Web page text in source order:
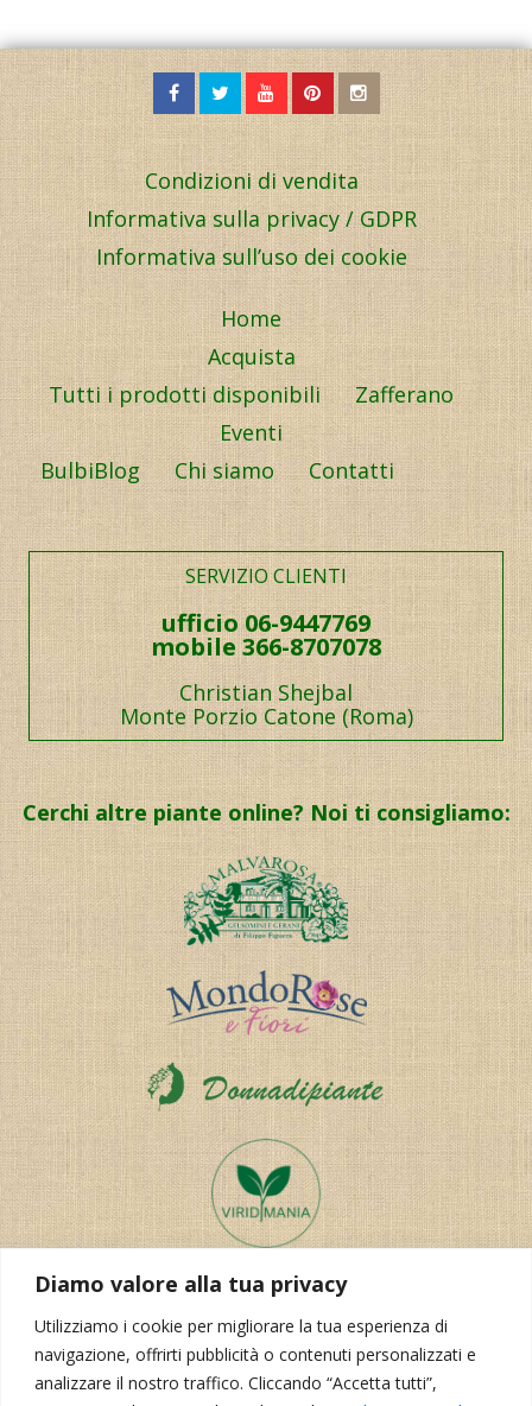
Diamo valore alla tua privacy
Utilizziamo i cookie per migliorare la tua esperienza di
navigazione, offrirti pubblicità o contenuti personalizzati e
analizzare il nostro traffico. Cliccando “Accetta tutti”,
Condizioni di vendita
Informativa sulla privacy / GDPR
Informativa sull’uso dei cookie
Home
Acquista
Tutti i prodotti disponibili
Zafferano
Eventi
BulbiBlog
Chi siamo Contatti
SERVIZIO CLIENTI
ufficio 06-9447769
mobile 366-8707078
Christian Shejbal
Monte Porzio Catone (Roma)
Cerchi altre piante online? Noi ti consigliamo: